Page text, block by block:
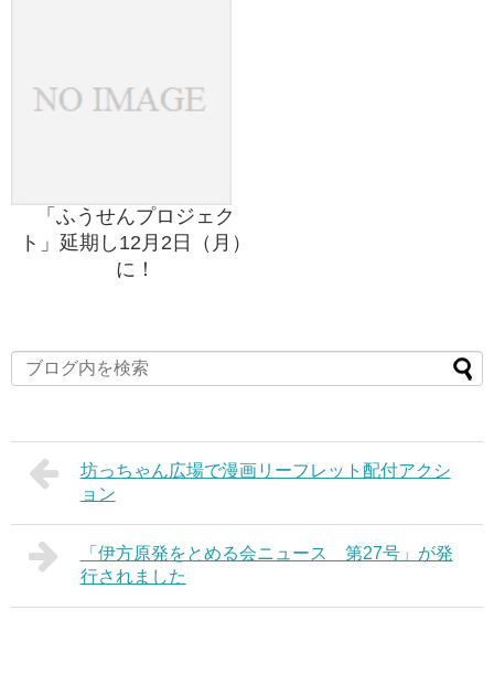
「ふうせんプロジェク
ト」延期し12月2日（月）
に！
坊っちゃん広場で漫画リーフレット配付アクシ
ョン
「伊方原発をとめる会ニュース 第27号」が発
行されました